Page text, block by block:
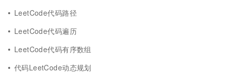
LeetCode代码路径
LeetCode代码遍历
LeetCode代码有序数组
代码LeetCode动态规划